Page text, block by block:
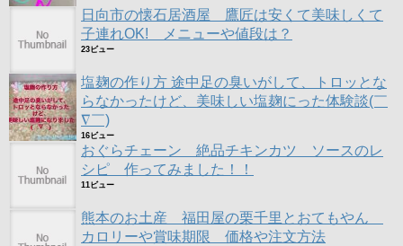
日向市の懐石居酒屋 鷹匠は安くて美味しくて
子連れOK! メニューや値段は？
23ビュー
塩麹の作り方 途中足の臭いがして、トロッとな
らなかったけど、美味しい塩麹にった体験談(￣
∇￣)
16ビュー
おぐらチェーン 絶品チキンカツ ソースのレ
シピ 作ってみました！！
11ビュー
熊本のお土産 福田屋の栗千里とおてもやん
カロリーや賞味期限 価格や注文方法